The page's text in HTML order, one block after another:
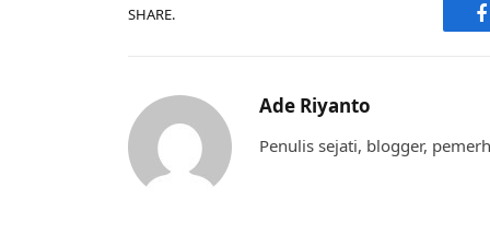
SHARE.
Ade Riyanto
Penulis sejati, blogger,